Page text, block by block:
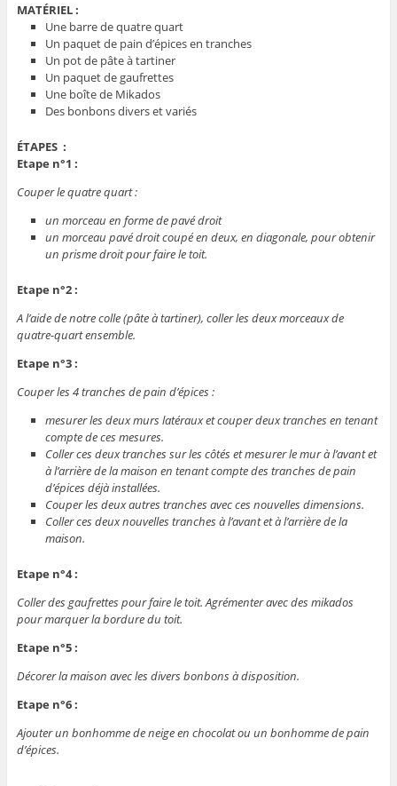
MATÉRIEL :
Une barre de quatre quart
Un paquet de pain d’épices en tranches
Un pot de pâte à tartiner
Un paquet de gaufrettes
Une boîte de Mikados
Des bonbons divers et variés
ÉTAPES :
Etape n°1 :
Couper le quatre quart :
un morceau en forme de pavé droit
un morceau pavé droit coupé en deux, en diagonale, pour obtenir
un prisme droit pour faire le toit.
Etape n°2 :
A l’aide de notre colle (pâte à tartiner), coller les deux morceaux de
quatre-quart ensemble.
Etape n°3 :
Couper les 4 tranches de pain d’épices :
mesurer les deux murs latéraux et couper deux tranches en tenant
compte de ces mesures.
Coller ces deux tranches sur les côtés et mesurer le mur à l’avant et
à l’arrière de la maison en tenant compte des tranches de pain
d’épices déjà installées.
Couper les deux autres tranches avec ces nouvelles dimensions.
Coller ces deux nouvelles tranches à l’avant et à l’arrière de la
maison.
Etape n°4 :
Coller des gaufrettes pour faire le toit. Agrémenter avec des mikados
pour marquer la bordure du toit.
Etape n°5 :
Décorer la maison avec les divers bonbons à disposition.
Etape n°6 :
Ajouter un bonhomme de neige en chocolat ou un bonhomme de pain
d’épices.